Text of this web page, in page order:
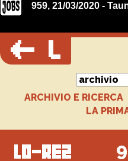
959, 21/03/2020 -
ARCHIVIO E RICERCA
LA